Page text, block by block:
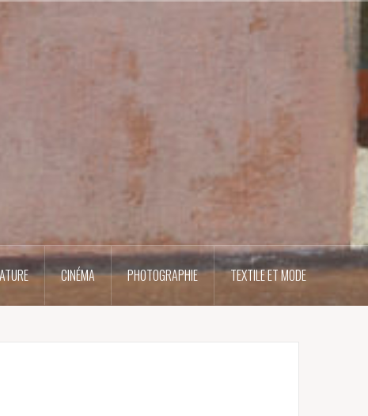
CINÉMA PHOTOGRAPHIE TEXTILE ET MODE